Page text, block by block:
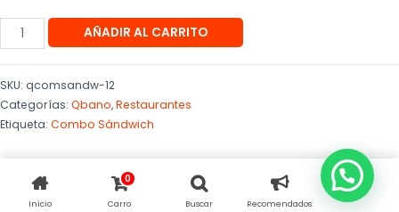
AÑADIR AL CARRITO
SKU: qcomsandw-12
Categorías: Qbano,Restaurantes
Etiqueta: Combo Sándwich
Inicio
0
Carro Buscar Recomendados